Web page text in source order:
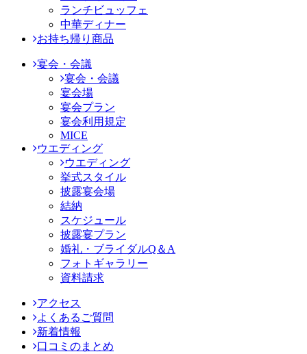
ランチビュッフェ
中華ディナー
お持ち帰り商品
宴会・会議
宴会・会議
宴会場
宴会プラン
宴会利用規定
MICE
ウエディング
ウエディング
挙式スタイル
披露宴会場
結納
スケジュール
披露宴プラン
婚礼・ブライダルQ＆A
フォトギャラリー
資料請求
アクセス
よくあるご質問
新着情報
口コミのまとめ